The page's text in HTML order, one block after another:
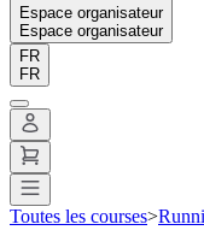
Espace organisateur
Espace organisateur
FR
FR
Toutes les courses>